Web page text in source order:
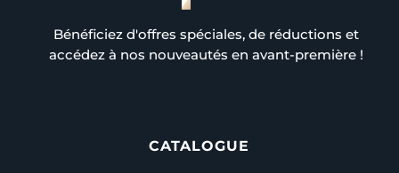
Bénéficiez d'offres spéciales, de réductions et
accédez à nos nouveautés en avant-première !
CATALOGUE